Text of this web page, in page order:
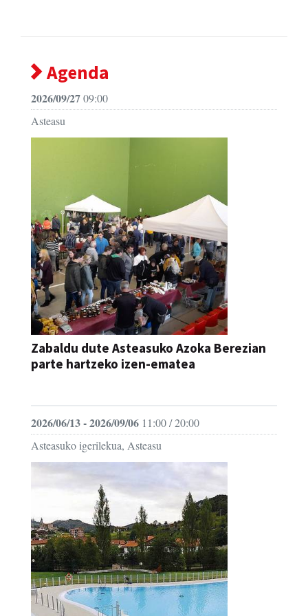
Agenda
2026/09/2709:00
Asteasu
Zabaldu dute Asteasuko Azoka Berezian
parte hartzeko izen-ematea
2026/06/13 - 2026/09/06 11:00 / 20:00
Asteasuko igerilekua, Asteasu